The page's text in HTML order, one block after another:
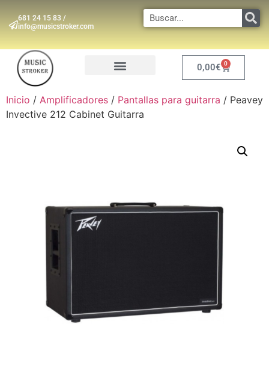
681 24 15 83 /
info@musicstroker.com
0,00€ 0
Inicio / Amplificadores / Pantallas para guitarra / Peavey
Invective 212 Cabinet Guitarra